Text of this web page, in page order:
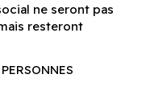
ne seront pas
resteront